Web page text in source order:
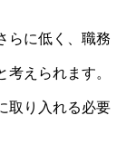
らに低く、職務
えられます。
取り入れる必要